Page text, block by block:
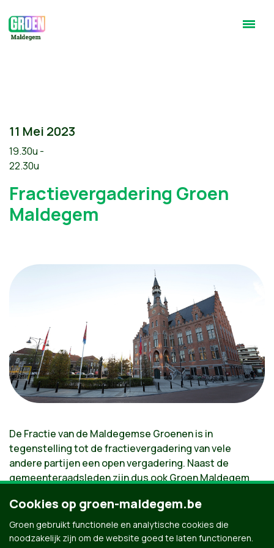
11 Mei 2023
19.30u -
22.30u
Fractievergadering Groen
Maldegem
De Fractie van de Maldegemse Groenen is in
tegenstelling tot de fractievergadering van vele
andere partijen een open vergadering. Naast de
gemeenteraadsleden zijn dus ook Groen Maldegem
de komende Gemeenteraad en OCMW-raad overlopen
Cookies op groen-maldegem.be
Groen gebruikt functionele en analytische cookies die
noodzakelijk zijn om de website goed te laten functioneren.